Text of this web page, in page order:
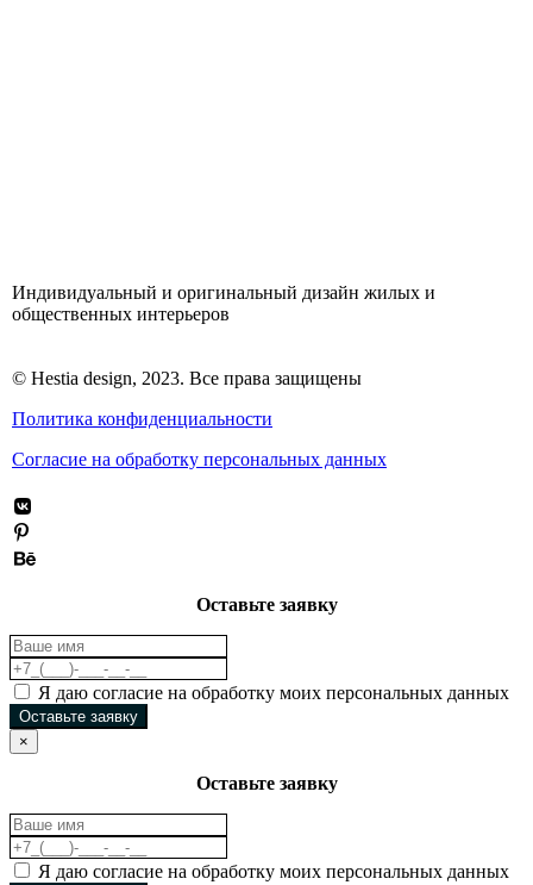
Индивидуальный и оригинальный дизайн жилых и
общественных интерьеров
© Hestia design, 2023. Все права защищены
Политика конфиденциальности
Согласие на обработку персональных данных
Оставьте заявку
Я даю согласие на обработку моих персональных данных
Оставьте заявку
×
Оставьте заявку
Я даю согласие на обработку моих персональных данных